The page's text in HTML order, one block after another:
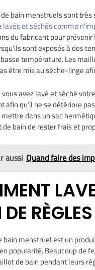
bain menstruels sont
lavés et séchés comme
du fabricant pour
sont exposés à des
température. Les
être mis au sèche-linge
avez lavé et séché
afin qu’il ne se détériore
dans un sac
bain de rester frais et
aussi Quand faire des
bain menstruel est un
popularité. Beaucoup de
de bain pendant leurs